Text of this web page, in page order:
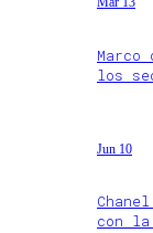
los
Jun 10
con la